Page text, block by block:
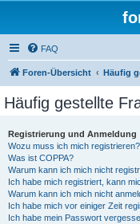
FAQ
Foren-Übersicht Häufig
Häufig gestellte
Registrierung und Anmeldung
Wozu muss ich mich registrieren?
Was ist COPPA?
Warum kann ich mich nicht
Ich habe mich registriert, kann
Warum kann ich mich nicht
Ich habe mich vor einiger Zeit
Ich habe mein Passwort